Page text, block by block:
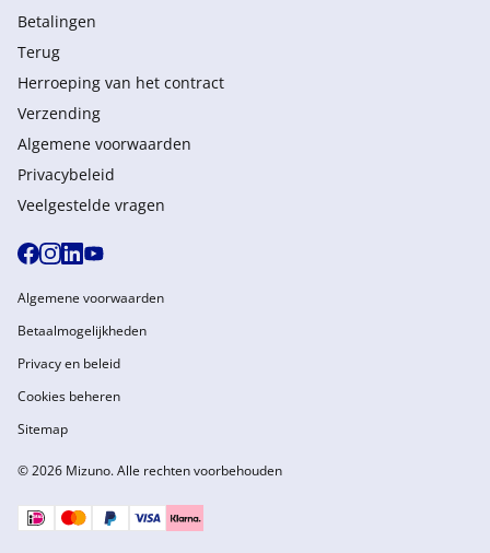
Betalingen
Terug
Herroeping van het contract
Verzending
Algemene voorwaarden
Privacybeleid
Veelgestelde vragen
© 2026 Mizuno. Alle rechten voorbehouden
Algemene voorwaarden
Betaalmogelijkheden
Privacy en beleid
Cookies beheren
Sitemap